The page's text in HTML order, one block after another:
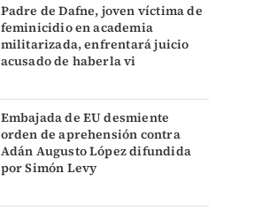
Padre de Dafne, joven víctima de
feminicidio en academia
militarizada, enfrentará juicio
acusado de haberla vi
Embajada de EU desmiente
orden de aprehensión contra
Adán Augusto López difundida
por Simón Levy